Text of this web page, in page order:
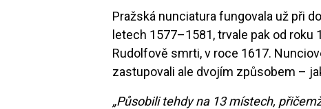
Pražská nunciatura fungovala už při
letech 1577–1581, trvale pak od roku
Rudolfově smrti, v roce 1617.
zastupovali ale dvojím způsobem –
„Působili tehdy na 13 místech,